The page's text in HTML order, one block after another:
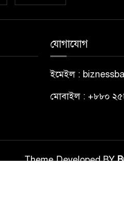
যোগাযোগ
ইমেইল :
মোবাইল : +৮৮০
Theme Developed BY